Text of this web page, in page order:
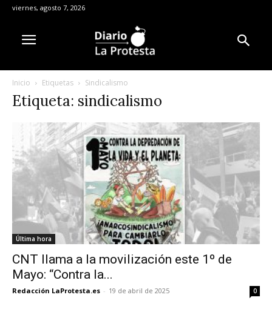
viernes, agosto 7, 2026
Inicio Etiquetas Sindicalismo
Etiqueta: sindicalismo
Última hora
CNT llama a la movilización este 1º de
Mayo: “Contra la...
Redacción LaProtesta.es - 19 de abril de 2025 0